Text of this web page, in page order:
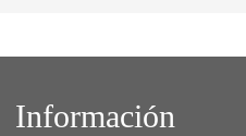
Información